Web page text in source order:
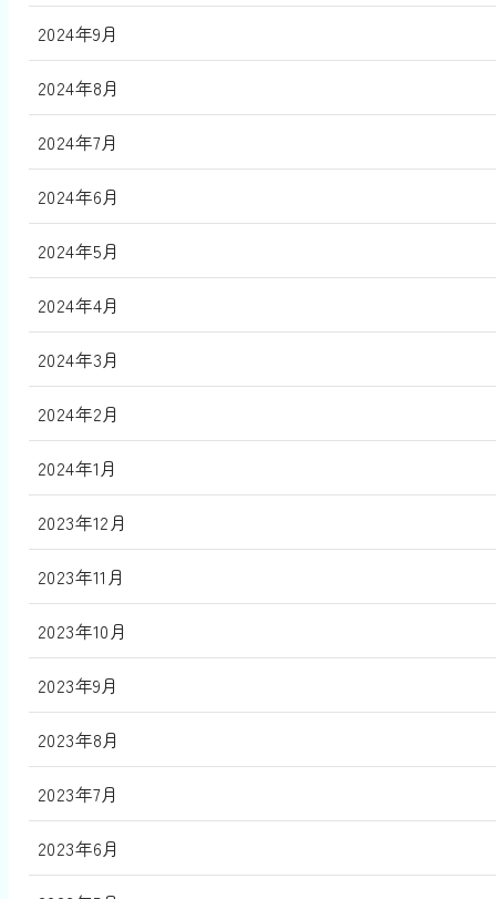
2024年9月
2024年8月
2024年7月
2024年6月
2024年5月
2024年4月
2024年3月
2024年2月
2024年1月
2023年12月
2023年11月
2023年10月
2023年9月
2023年8月
2023年7月
2023年6月